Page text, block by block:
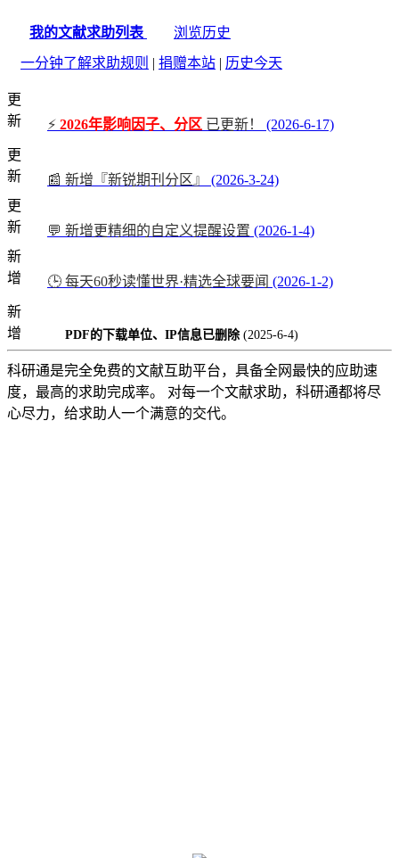
我的文献求助列表
浏览历史
一分钟了解求助规则 | 捐赠本站 | 历史今天
更
新
⚡ 2026年影响因子、分区 已更新！
(2026-6-17)
更
新
📰 新增『新锐期刊分区』
(2026-3-24)
更
新
💬 新增更精细的自定义提醒设置 (2026-1-4)
新
增
🕒 每天60秒读懂世界·精选全球要闻 (2026-1-2)
新
增
PDF的下载单位、IP信息已删除 (2025-6-4)
科研通是完全免费的文献互助平台，具备全网最快的应助速
度，最高的求助完成率。 对每一个文献求助，科研通都将尽
心尽力，给求助人一个满意的交代。